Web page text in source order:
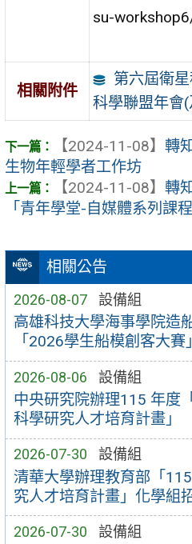
相關公告
2026-08-07 設備組
高雄科技大學海事學院造
「2026學生船模創客大賽」
2026-08-06 設備組
中央研究院辦理115 年度
科學研究人才培育計畫」
2026-07-30 設備組
清華大學辦理教育部「
究人才培育計畫」化學組
2026-07-30 設備組
su-
相關附件
第六屆衛
科學聯盟年會
【2024-11-08】 轉
生物年輕學者工作坊
【2024-11-08】 轉
「青年學堂-自媒體系列課